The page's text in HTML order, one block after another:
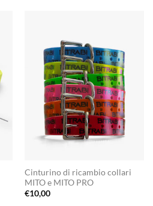
Cinturino di ricambio collari
MITO e MITO PRO
€10,00